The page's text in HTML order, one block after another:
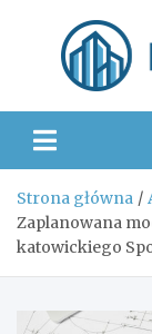
Strona główna
Zaplanowana
katowickiego